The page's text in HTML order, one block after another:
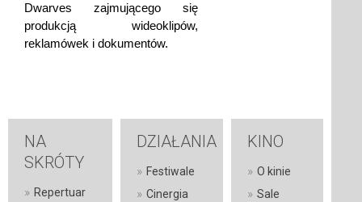
Dwarves zajmującego się
produkcją wideoklipów,
reklamówek i dokumentów.
NA
SKRÓTY
» Repertuar
DZIAŁANIA
» Festiwale
» Cinergia
KINO
» O kinie
» Sale